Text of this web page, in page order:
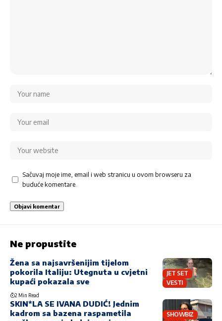
Sačuvaj moje ime, email i web stranicu u ovom browseru za
buduće komentare.
Ne propustite
JET SET
VESTI
Žena sa najsavršenijim tijelom
pokorila Italiju: Utegnuta u cvjetni
kupaći pokazala sve
2 Min Read
SHOWBIZ
SKIN*LA SE IVANA DUDIĆ! Jednim
kadrom sa bazena raspametila